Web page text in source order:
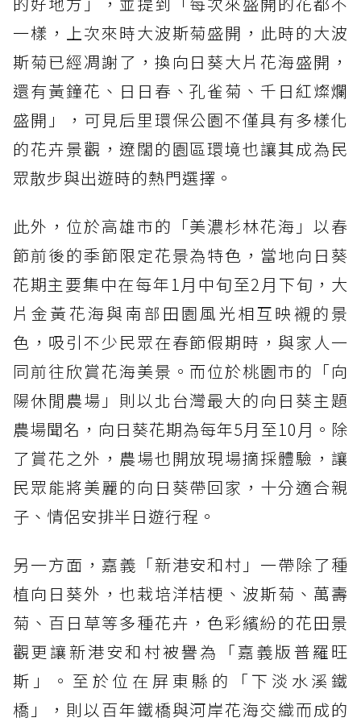
一樣，上次來時大波斯菊盛開，此時的大波
斯菊已經凋謝了，換向日葵大片花海盛開，
還有黃鐘花、日日春、孔雀菊、千日紅燦爛
盛開」，可見后里環保公園不僅具有多樣化
的花卉景觀，遼闊的園區環境也讓其成為民
眾散步與出遊時的熱門選擇。
此外，位於高雄市的「美濃杉林花海」以春
節前後的季節限定花景為特色，當地向日葵
花期主要集中在每年1月中旬至2月下旬，大
片金黃花海與南部田園風光相互映襯的景
色，吸引不少民眾在春節假期時，與家人一
同前往欣賞花海美景。而位於桃園市的「向
陽休閒農場」則以北台灣最大的向日葵主題
農場聞名，向日葵花期為每年5月至10月。除
了賞花之外，農場也開放現場摘採體驗，讓
民眾能將美麗的向日葵帶回家，十分適合親
子、情侶安排半日遊行程。
另一方面，嘉義「新港安和村」一帶除了種
植向日葵外，也栽培洋桔梗、波斯菊、萬壽
菊、百日草等多種花卉，色彩繽紛的花田景
觀更讓新港安和村被譽為「嘉義版普羅旺
斯」。至於位在屏東縣的「下淡水溪鐵
橋」，則以百年鐵橋與河岸花海交織而成的